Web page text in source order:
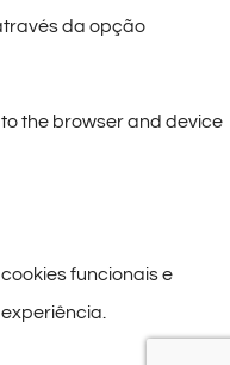
da opção
the browser and device
funcionais e